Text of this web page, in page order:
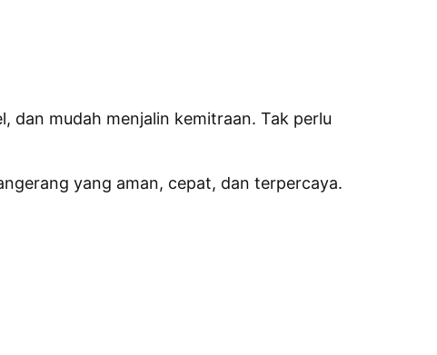
dan mudah menjalin kemitraan. Tak perlu
yang aman, cepat, dan terpercaya.